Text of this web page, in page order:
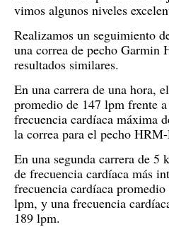
vimos algunos niveles
Realizamos un seguimiento
una correa de pecho Garmin
resultados similares.
En una carrera de una hora,
promedio de 147 lpm frente
frecuencia cardíaca máxima
la correa para el pecho
En una segunda carrera de 5
de frecuencia cardíaca más
frecuencia cardíaca
lpm, y una frecuencia
189 lpm.